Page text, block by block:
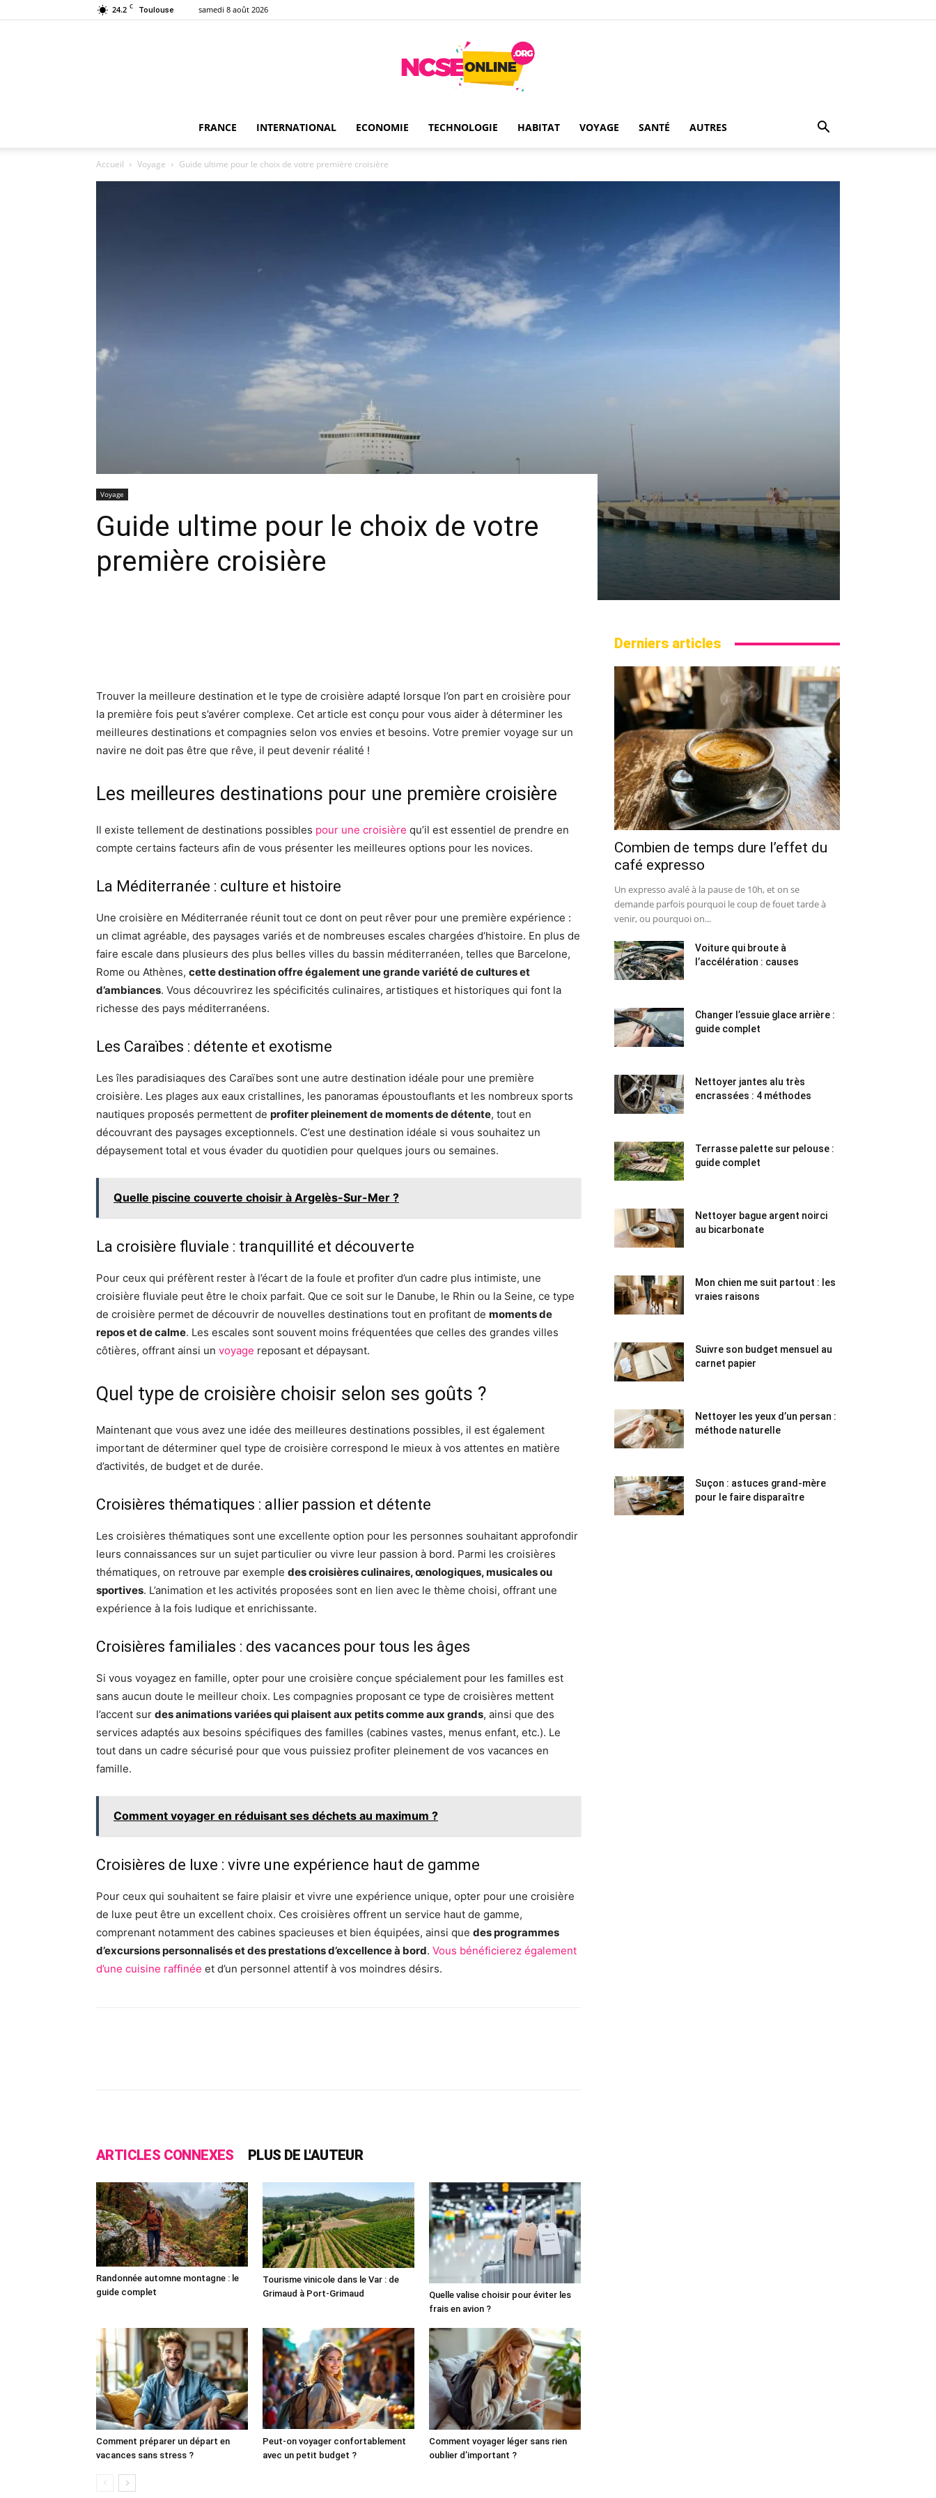
24.2 C Toulouse samedi 8 août 2026
FRANCE INTERNATIONAL ECONOMIE TECHNOLOGIE HABITAT VOYAGE SANTÉ AUTRES
Accueil Voyage Guide ultime pour le choix de votre première croisière
Voyage
Guide ultime pour le choix de votre
première croisière
Trouver la meilleure destination et le type de croisière adapté lorsque l’on part en croisière pour
la première fois peut s’avérer complexe. Cet article est conçu pour vous aider à déterminer les
meilleures destinations et compagnies selon vos envies et besoins. Votre premier voyage sur un
navire ne doit pas être que rêve, il peut devenir réalité !
Les meilleures destinations pour une première croisière
Il existe tellement de destinations possibles pour une croisière qu’il est essentiel de prendre en
compte certains facteurs afin de vous présenter les meilleures options pour les novices.
La Méditerranée : culture et histoire
Une croisière en Méditerranée réunit tout ce dont on peut rêver pour une première expérience :
un climat agréable, des paysages variés et de nombreuses escales chargées d’histoire. En plus de
faire escale dans plusieurs des plus belles villes du bassin méditerranéen, telles que Barcelone,
Rome ou Athènes, cette destination offre également une grande variété de cultures et
d’ambiances. Vous découvrirez les spécificités culinaires, artistiques et historiques qui font la
richesse des pays méditerranéens.
Les Caraïbes : détente et exotisme
Les îles paradisiaques des Caraïbes sont une autre destination idéale pour une première
croisière. Les plages aux eaux cristallines, les panoramas époustouflants et les nombreux sports
nautiques proposés permettent de profiter pleinement de moments de détente, tout en
découvrant des paysages exceptionnels. C’est une destination idéale si vous souhaitez un
dépaysement total et vous évader du quotidien pour quelques jours ou semaines.
Quelle piscine couverte choisir à Argelès-Sur-Mer ?
La croisière fluviale : tranquillité et découverte
Pour ceux qui préfèrent rester à l’écart de la foule et profiter d’un cadre plus intimiste, une
croisière fluviale peut être le choix parfait. Que ce soit sur le Danube, le Rhin ou la Seine, ce type
de croisière permet de découvrir de nouvelles destinations tout en profitant de moments de
repos et de calme. Les escales sont souvent moins fréquentées que celles des grandes villes
côtières, offrant ainsi un voyage reposant et dépaysant.
Quel type de croisière choisir selon ses goûts ?
Maintenant que vous avez une idée des meilleures destinations possibles, il est également
important de déterminer quel type de croisière correspond le mieux à vos attentes en matière
d’activités, de budget et de durée.
Croisières thématiques : allier passion et détente
Les croisières thématiques sont une excellente option pour les personnes souhaitant approfondir
leurs connaissances sur un sujet particulier ou vivre leur passion à bord. Parmi les croisières
thématiques, on retrouve par exemple des croisières culinaires, œnologiques, musicales ou
sportives. L’animation et les activités proposées sont en lien avec le thème choisi, offrant une
expérience à la fois ludique et enrichissante.
Croisières familiales : des vacances pour tous les âges
Si vous voyagez en famille, opter pour une croisière conçue spécialement pour les familles est
sans aucun doute le meilleur choix. Les compagnies proposant ce type de croisières mettent
l’accent sur des animations variées qui plaisent aux petits comme aux grands, ainsi que des
services adaptés aux besoins spécifiques des familles (cabines vastes, menus enfant, etc.). Le
tout dans un cadre sécurisé pour que vous puissiez profiter pleinement de vos vacances en
famille.
Comment voyager en réduisant ses déchets au maximum ?
Croisières de luxe : vivre une expérience haut de gamme
Pour ceux qui souhaitent se faire plaisir et vivre une expérience unique, opter pour une croisière
de luxe peut être un excellent choix. Ces croisières offrent un service haut de gamme,
comprenant notamment des cabines spacieuses et bien équipées, ainsi que des programmes
d’excursions personnalisés et des prestations d’excellence à bord. Vous bénéficierez également
d’une cuisine raffinée et d’un personnel attentif à vos moindres désirs.
ARTICLES CONNEXES PLUS DE L'AUTEUR
Randonnée automne montagne : le
guide complet
Tourisme vinicole dans le Var : de
Grimaud à Port-Grimaud
Quelle valise choisir pour éviter les
frais en avion ?
Comment préparer un départ en
vacances sans stress ?
Peut-on voyager confortablement
avec un petit budget ?
Comment voyager léger sans rien
oublier d’important ?
Derniers articles
Combien de temps dure l’effet du
café expresso
Un expresso avalé à la pause de 10h, et on se
demande parfois pourquoi le coup de fouet tarde à
venir, ou pourquoi on...
Voiture qui broute à
l’accélération : causes
Changer l’essuie glace arrière :
guide complet
Nettoyer jantes alu très
encrassées : 4 méthodes
Terrasse palette sur pelouse :
guide complet
Nettoyer bague argent noirci
au bicarbonate
Mon chien me suit partout : les
vraies raisons
Suivre son budget mensuel au
carnet papier
Nettoyer les yeux d’un persan :
méthode naturelle
Suçon : astuces grand-mère
pour le faire disparaître